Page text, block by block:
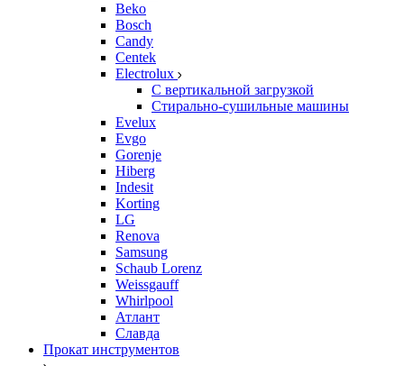
Beko
Bosch
Candy
Centek
Electrolux
С вертикальной загрузкой
Стирально-сушильные машины
Evelux
Evgo
Gorenje
Hiberg
Indesit
Korting
LG
Renova
Samsung
Schaub Lorenz
Weissgauff
Whirlpool
Атлант
Славда
Прокат инструментов